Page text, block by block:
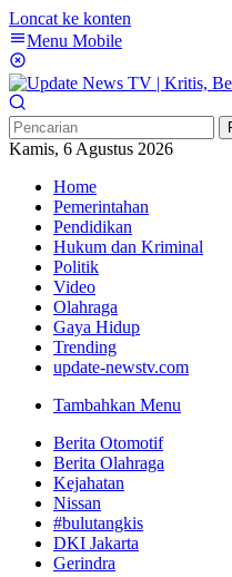
Loncat ke konten
Menu Mobile
Kamis, 6 Agustus 2026
Home
Pemerintahan
Pendidikan
Hukum dan Kriminal
Politik
Video
Olahraga
Gaya Hidup
Trending
update-newstv.com
Tambahkan Menu
Berita Otomotif
Berita Olahraga
Kejahatan
Nissan
#bulutangkis
DKI Jakarta
Gerindra